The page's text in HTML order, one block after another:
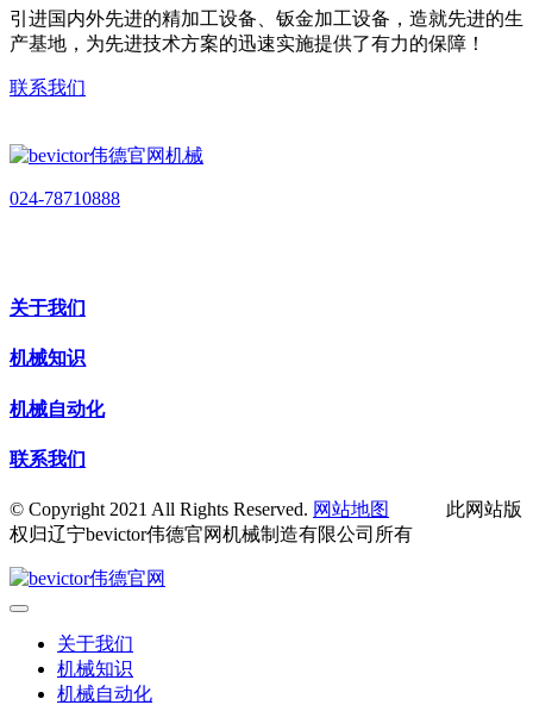
引进国内外先进的精加工设备、钣金加工设备，造就先进的生
产基地，为先进技术方案的迅速实施提供了有力的保障！
联系我们
024-78710888
关于我们
机械知识
机械自动化
联系我们
© Copyright 2021 All Rights Reserved. 网站地图
此网站版
权归辽宁bevictor伟德官网机械制造有限公司所有
关于我们
机械知识
机械自动化